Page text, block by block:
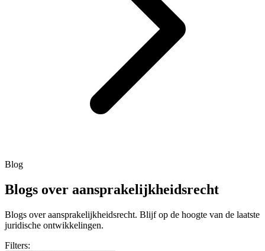
Blog
Blogs over aansprakelijkheidsrecht
Blogs over aansprakelijkheidsrecht. Blijf op de hoogte van de laatste
juridische ontwikkelingen.
Filters: